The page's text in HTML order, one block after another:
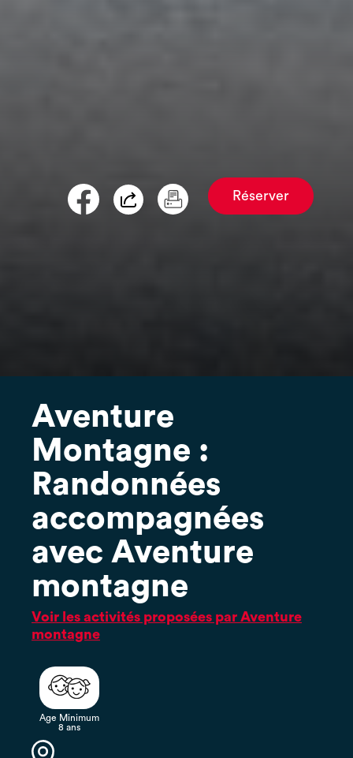
Réserver
Aventure
Montagne :
Randonnées
accompagnées
avec Aventure
montagne
Voir les activités proposées par Aventure
montagne
Age Minimum
8 ans